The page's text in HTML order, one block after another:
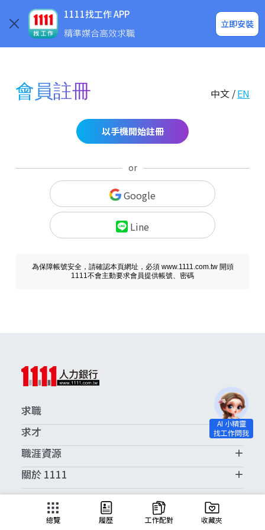
1111找工作 APP
精準媒合高效求職
立即安裝
企業求才
會員註冊 中文 /EN
以手機開始註冊
or
Google
Line
為保障帳號安全，請確認本頁網址，必須 www.1111.com.tw 開頭
1111不會主動要求會員提供帳號、密碼
求職
求才
職涯資源
關於 1111
求職服務中心
總覽 履歷 工作配對 收藏夾